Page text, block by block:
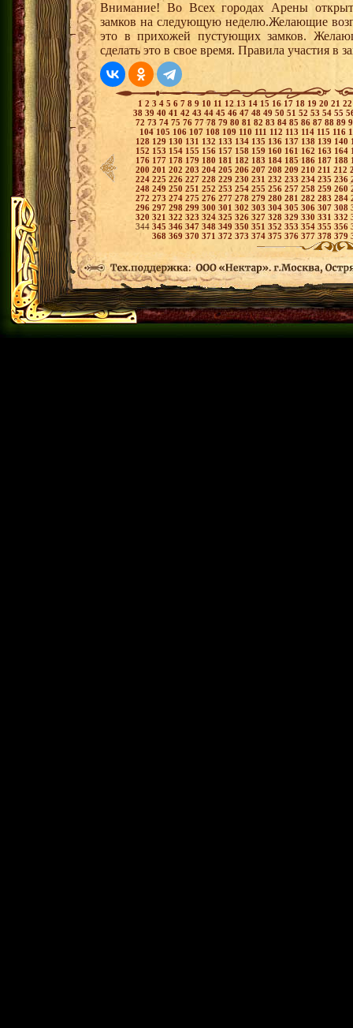
Внимание! Во Всех городах Арены
замков на следующую неделю.Желающие
это в прихожей пустующих замков.
сделать это в свое время. Правила участия в
1 2 3 4 5 6 7 8 9 10 11 1213 14 15 16 17 18 19 20 21
38 39 40 41 42 43 44 45 46 47 48 49 50 51 52 53 54 55
72 73 74 75 76 7778 79 80 81 82 83 84 85 86 87 88 89
104105 106 107 108 109 110 111 112 113 114 115 116
128 129 130 131 132 133 134 135 136 137 138 139 140
152 153 154 155 156 157 158 159 160 161 162 163 164
176 177 178 179 180 181 182 183 184 185186 187 188
200 201 202 203 204 205 206 207 208 209 210 211 212
224 225 226 227 228 229 230 231 232 233 234 235 236
248 249 250 251 252 253 254 255 256 257 258 259 260
272 273 274 275 276 277278 279 280 281 282 283 284
296 297 298 299 300 301 302 303 304 305 306 307 308
320 321 322 323 324 325 326 327 328 329 330 331 332
344 345 346 347 348 349 350 351 352 353 354 355 356
368 369 370 371 372 373 374 375 376 377 378 379